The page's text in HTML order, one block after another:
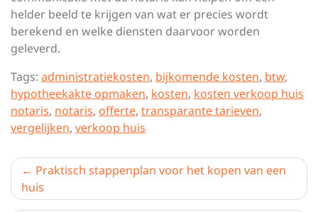
helder beeld te krijgen van wat er precies wordt
berekend en welke diensten daarvoor worden
geleverd.
Tags: administratiekosten, bijkomende kosten, btw,
hypotheekakte opmaken, kosten, kosten verkoop huis
notaris, notaris, offerte, transparante tarieven,
vergelijken, verkoop huis
Berichtnavigatie
Praktisch stappenplan voor het kopen van een
huis